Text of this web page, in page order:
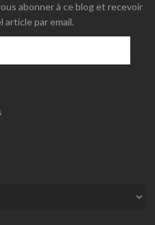
abonner à ce blog et recevoir
par email.